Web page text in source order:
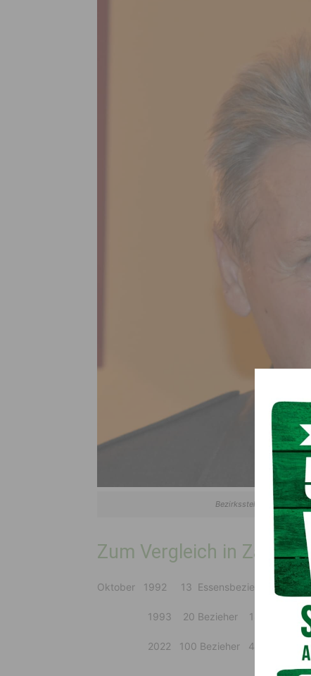
Bezirksstellenleiter-
Zum Vergleich in Zahlen
Oktober 1992 13 Essensbezieher und 14
1993 20 Bezieher 18 Zusteller
2022 100 Bezieher 44 Zusteller